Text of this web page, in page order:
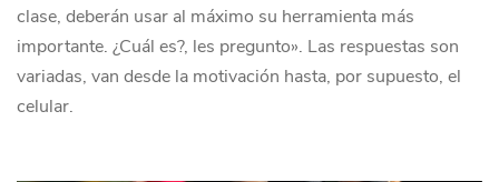
clase, deberán usar al máximo su herramienta más
importante. ¿Cuál es?, les pregunto». Las respuestas son
variadas, van desde la motivación hasta, por supuesto, el
celular.